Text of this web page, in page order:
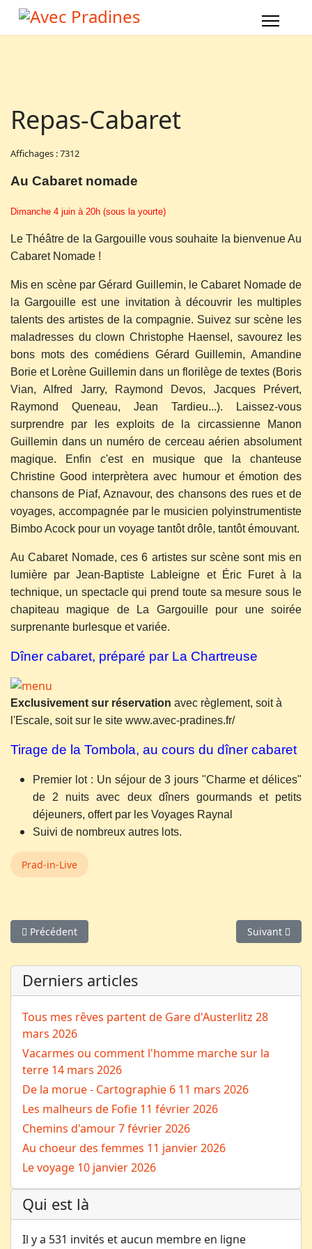
Repas-Cabaret
Affichages : 7312
Au Cabaret nomade
Dimanche 4 juin à 20h (sous la yourte)
Le Théâtre de la Gargouille vous souhaite la bienvenue Au
Cabaret Nomade !
Mis en scène par Gérard Guillemin, le Cabaret Nomade de
la Gargouille est une invitation à découvrir les multiples
talents des artistes de la compagnie. Suivez sur scène les
maladresses du clown Christophe Haensel, savourez les
bons mots des comédiens Gérard Guillemin, Amandine
Borie et Lorène Guillemin dans un florilège de textes (Boris
Vian, Alfred Jarry, Raymond Devos, Jacques Prévert,
Raymond Queneau, Jean Tardieu...). Laissez-vous
surprendre par les exploits de la circassienne Manon
Guillemin dans un numéro de cerceau aérien absolument
magique. Enfin c'est en musique que la chanteuse
Christine Good interprètera avec humour et émotion des
chansons de Piaf, Aznavour, des chansons des rues et de
voyages, accompagnée par le musicien polyinstrumentiste
Bimbo Acock pour un voyage tantôt drôle, tantôt émouvant.
Au Cabaret Nomade, ces 6 artistes sur scène sont mis en
lumière par Jean-Baptiste Lableigne et Éric Furet à la
technique, un spectacle qui prend toute sa mesure sous le
chapiteau magique de La Gargouille pour une soirée
surprenante burlesque et variée.
Dîner cabaret, préparé par La Chartreuse
Exclusivement sur réservation avec règlement, soit à
l'Escale, soit sur le site www.avec-pradines.fr/
Tirage de la Tombola, au cours du dîner cabaret
Premier lot : Un séjour de 3 jours "Charme et délices"
de 2 nuits avec deux dîners gourmands et petits
déjeuners, offert par les Voyages Raynal
Suivi de nombreux autres lots.
Prad-in-Live
Article précédent : Cie Illusoire Jardin
Précédent Article
Suivant
Derniers articles
Tous mes rêves partent de Gare d'Austerlitz 28
mars 2026
Vacarmes ou comment l'homme marche sur la
terre 14 mars 2026
De la morue - Cartographie 6 11 mars 2026
Les malheurs de Fofie 11 février 2026
Chemins d'amour7 février 2026
Au choeur des femmes 11 janvier 2026
Le voyage 10 janvier 2026
Qui est là
Il y a 531 invités et aucun membre en ligne